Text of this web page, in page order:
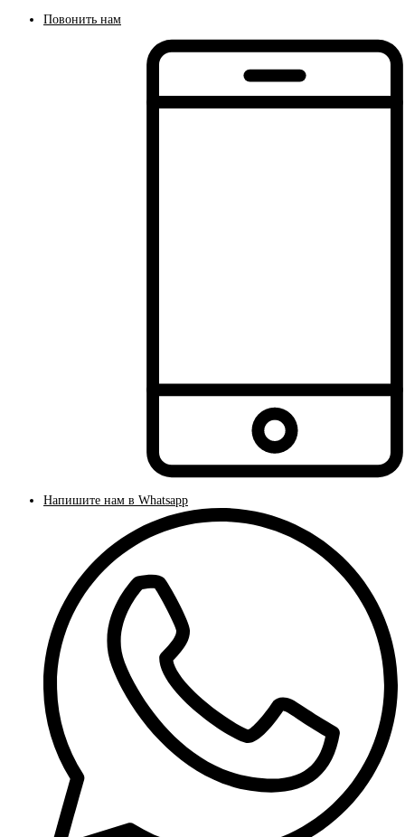
Повонить нам
Напишите нам в Whatsapp